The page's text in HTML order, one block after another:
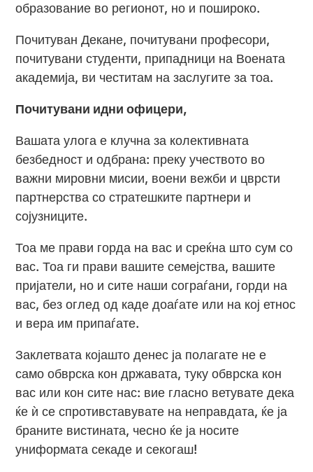
образование во регионот, но и пошироко.
Почитуван Декане, почитувани професори,
почитувани студенти, припадници на Воената
академија, ви честитам на заслугите за тоа.
Почитувани идни офицери,
Вашата улога е клучна за колективната
безбедност и одбрана: преку учеството во
важни мировни мисии, воени вежби и цврсти
партнерства со стратешките партнери и
сојузниците.
Тоа ме прави горда на вас и среќна што сум со
вас. Тоа ги прави вашите семејства, вашите
пријатели, но и сите наши сограѓани, горди на
вас, без оглед од каде доаѓате или на кој етнос
и вера им припаѓате.
Заклетвата којашто денес ја полагате не е
само обврска кон државата, туку обврска кон
вас или кон сите нас: вие гласно ветувате дека
ќе ѝ се спротивставувате на неправдата, ќе ја
браните вистината, чесно ќе ја носите
униформата секаде и секогаш!